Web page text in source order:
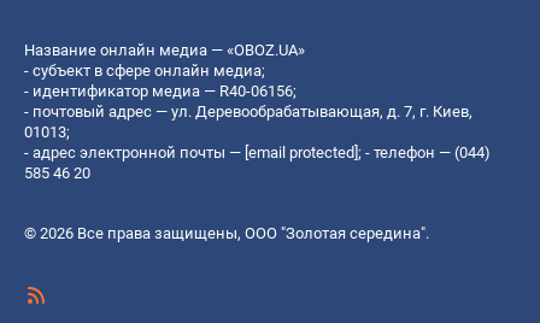
Название онлайн медиа — «OBOZ.UA»
- субъект в сфере онлайн медиа;
- идентификатор медиа — R40-06156;
- почтовый адрес — ул. Деревообрабатывающая, д. 7, г. Киев,
01013;
- адрес электронной почты — [email protected]; - телефон — (044)
585 46 20
© 2026 Все права защищены, ООО "Золотая середина".